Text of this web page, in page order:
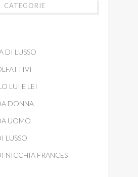
CATEGORIE
DI LUSSO
LUI E LEI
DONNA
UOMO
LUSSO
NICCHIA FRANCESI